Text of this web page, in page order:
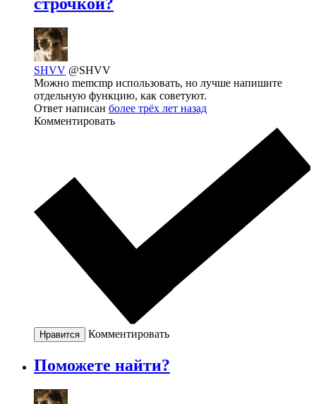
строчкой?
SHVV @SHVV
Можно memcmp использовать, но лучше напишите
отдельную функцию, как советуют.
Ответ написан более трёх лет назад
Комментировать
Нравится Комментировать
Поможете найти?